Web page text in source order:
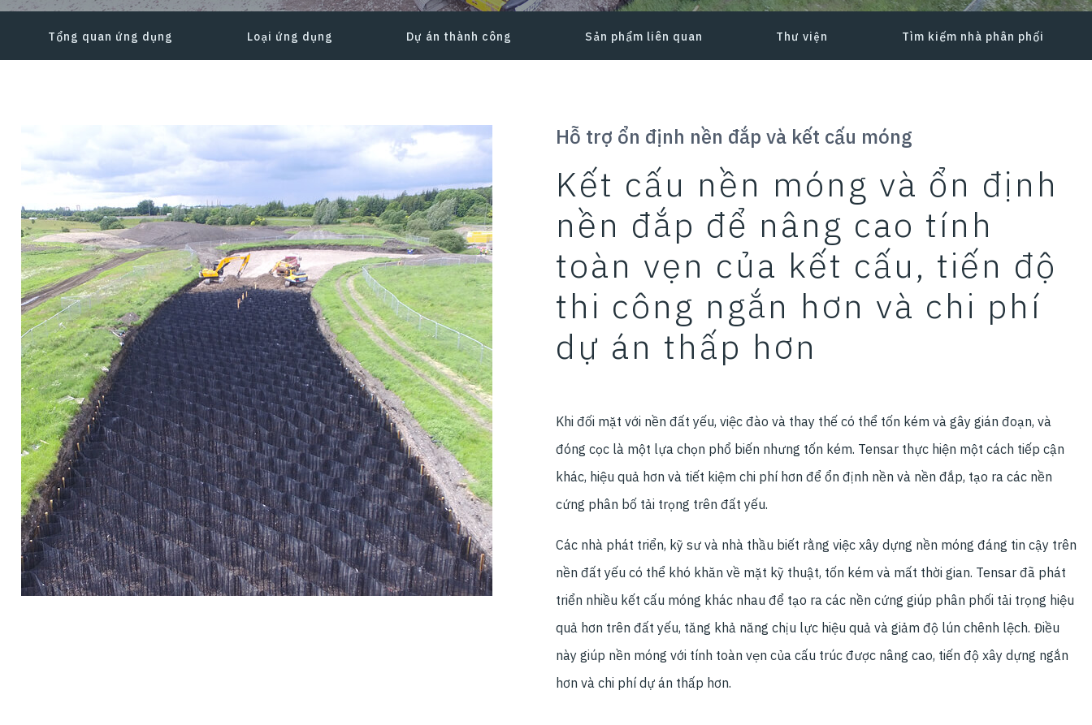
Tổng quan ứng dụng Loại ứng dụng Dự án thành công Sản phẩm liên quan Thư viện Tìm kiếm nhà phân phối
Hỗ trợ ổn định nền đắp và kết cấu móng
Kết cấu nền móng và ổn định
nền đắp để nâng cao tính
toàn vẹn của kết cấu, tiến độ
thi công ngắn hơn và chi phí
dự án thấp hơn
Khi đối mặt với nền đất yếu, việc đào và thay thế có thể tốn kém và gây gián đoạn, và
đóng cọc là một lựa chọn phổ biến nhưng tốn kém. Tensar thực hiện một cách tiếp cận
khác, hiệu quả hơn và tiết kiệm chi phí hơn để ổn định nền và nền đắp, tạo ra các nền
cứng phân bố tải trọng trên đất yếu.
Các nhà phát triển, kỹ sư và nhà thầu biết rằng việc xây dựng nền móng đáng tin cậy trên
nền đất yếu có thể khó khăn về mặt kỹ thuật, tốn kém và mất thời gian. Tensar đã phát
triển nhiều kết cấu móng khác nhau để tạo ra các nền cứng giúp phân phối tải trọng hiệu
quả hơn trên đất yếu, tăng khả năng chịu lực hiệu quả và giảm độ lún chênh lệch. Điều
này giúp nền móng với tính toàn vẹn của cấu trúc được nâng cao, tiến độ xây dựng ngắn
hơn và chi phí dự án thấp hơn.